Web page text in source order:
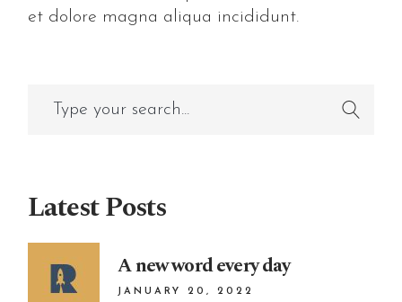
et dolore magna aliqua incididunt.
Latest Posts
A new word every day
JANUARY 20, 2022